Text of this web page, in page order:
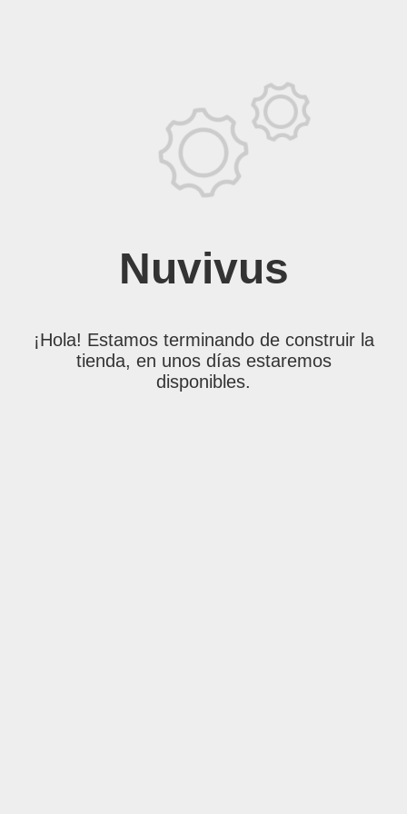
Nuvivus
¡Hola! Estamos terminando de construir la
tienda, en unos días estaremos
disponibles.